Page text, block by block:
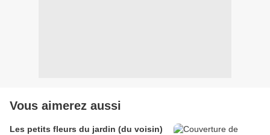
Vous aimerez aussi
Les petits fleurs du jardin (du voisin)